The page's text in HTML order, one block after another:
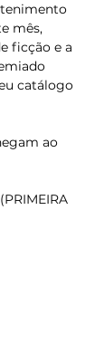
mês,
ficção e a
catálogo
ao